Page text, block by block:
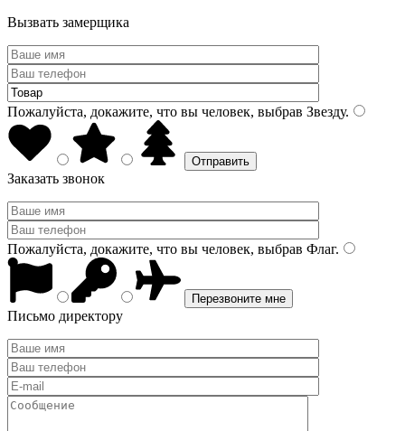
Вызвать замерщика
Пожалуйста, докажите, что вы человек, выбрав Звезду.
Заказать звонок
Пожалуйста, докажите, что вы человек, выбрав Флаг.
Письмо директору